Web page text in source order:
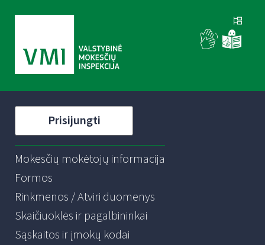
Prisijungti
Mokesčių mokėtojų informacija
Formos
Rinkmenos / Atviri duomenys
Skaičiuoklės ir pagalbininkai
Sąskaitos ir įmokų kodai